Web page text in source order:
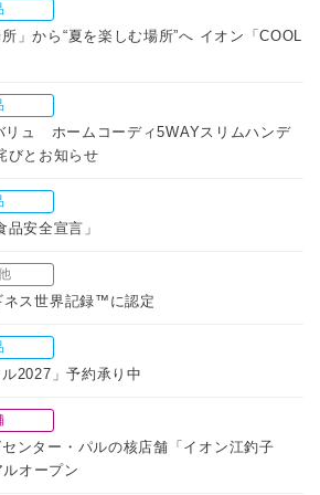
所」から“夏を楽しむ場所”へ イオン「COOL
リュ ホームコーディ5WAYスリムハンデ
びとお知らせ
安全宣言」
ネス世界記録™に認定
ル2027」予約承り中
ンター・パルの核店舗「イオン江釣子
オープン